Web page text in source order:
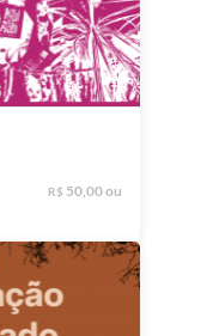
R$ 50,00 ou